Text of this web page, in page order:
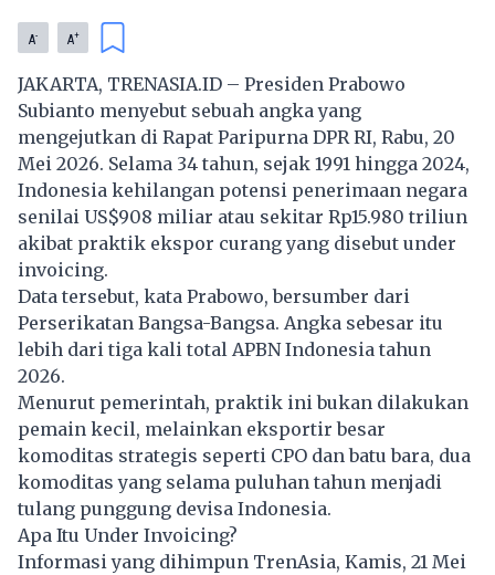
A- A+
JAKARTA, TRENASIA.ID – Presiden Prabowo
Subianto menyebut sebuah angka yang
mengejutkan di Rapat Paripurna DPR RI, Rabu, 20
Mei 2026. Selama 34 tahun, sejak 1991 hingga 2024,
Indonesia kehilangan potensi penerimaan negara
senilai US$908 miliar atau sekitar Rp15.980 triliun
akibat praktik ekspor curang yang disebut under
invoicing.
Data tersebut, kata Prabowo, bersumber dari
Perserikatan Bangsa-Bangsa. Angka sebesar itu
lebih dari tiga kali total APBN Indonesia tahun
2026.
Menurut pemerintah, praktik ini bukan dilakukan
pemain kecil, melainkan eksportir besar
komoditas strategis seperti CPO dan batu bara, dua
komoditas yang selama puluhan tahun menjadi
tulang punggung devisa Indonesia.
Apa Itu Under Invoicing?
Informasi yang dihimpun TrenAsia, Kamis, 21 Mei